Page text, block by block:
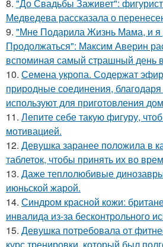
8. "До Свадьбы Заживет":
Медведева рассказала о
9. "Мне Подарила Жизнь Мама, и
Продолжаться": Максим Аверин
вспоминая самый страшный день
10. Семена укропа. Содержат
природные соединения,
используют для приготовления
11. Лепите себе такую фигуру,
мотивацией.
12. Девушка заранее положила в
таблеток, чтобы принять их во
13. Даже теплолюбивые
июньской жарой.
14. Синдром красной кожи:
инвалида из-за бесконтрольного
15. Девушка потребовала от